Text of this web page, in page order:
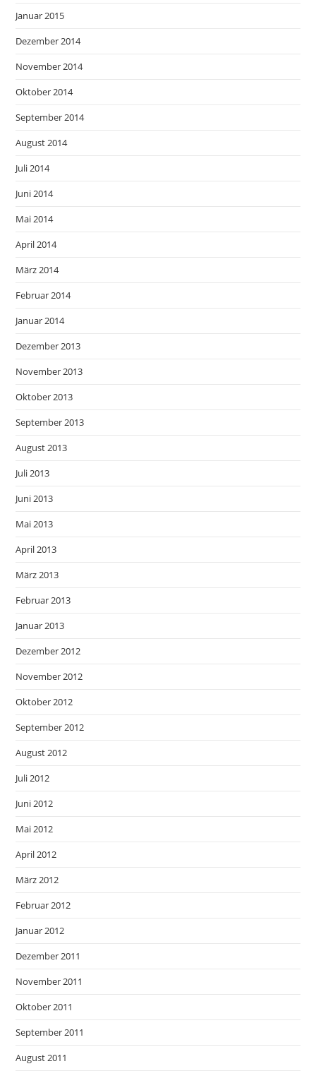
Januar 2015
Dezember 2014
November 2014
Oktober 2014
September 2014
August 2014
Juli 2014
Juni 2014
Mai 2014
April 2014
März 2014
Februar 2014
Januar 2014
Dezember 2013
November 2013
Oktober 2013
September 2013
August 2013
Juli 2013
Juni 2013
Mai 2013
April 2013
März 2013
Februar 2013
Januar 2013
Dezember 2012
November 2012
Oktober 2012
September 2012
August 2012
Juli 2012
Juni 2012
Mai 2012
April 2012
März 2012
Februar 2012
Januar 2012
Dezember 2011
November 2011
Oktober 2011
September 2011
August 2011